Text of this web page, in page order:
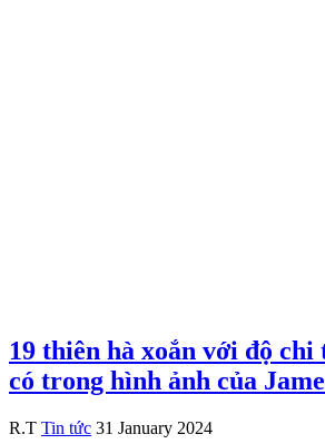
19 thiên hà xoắn với độ
có trong hình ảnh của
R.T Tin tức 31 January 2024